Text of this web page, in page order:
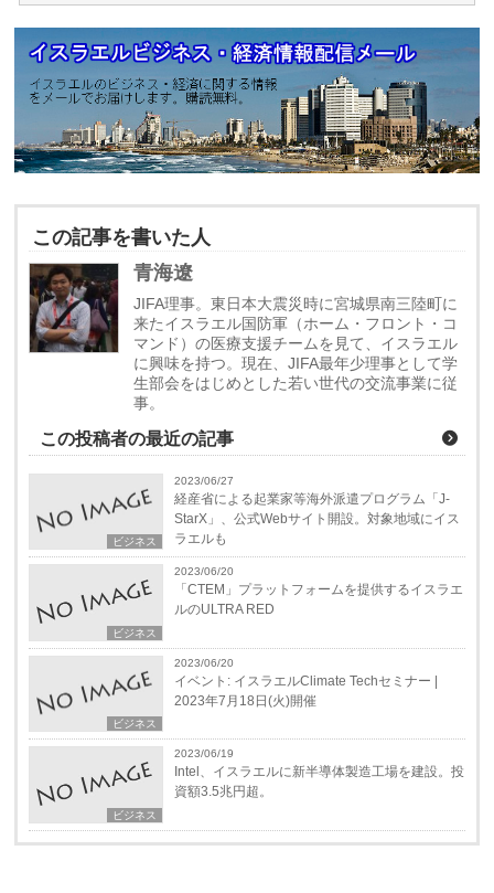
この記事を書いた人
青海遼
JIFA理事。東日本大震災時に宮城県南三陸町に
来たイスラエル国防軍（ホーム・フロント・コ
マンド）の医療支援チームを見て、イスラエル
に興味を持つ。現在、JIFA最年少理事として学
生部会をはじめとした若い世代の交流事業に従
事。
この投稿者の最近の記事
ビジネス
2023/06/27
経産省による起業家等海外派遣プログラム「J-
StarX」、公式Webサイト開設。対象地域にイス
ラエルも
ビジネス
2023/06/20
「CTEM」プラットフォームを提供するイスラエ
ルのULTRA RED
ビジネス
2023/06/20
イベント: イスラエルClimate Techセミナー |
2023年7月18日(火)開催
ビジネス
2023/06/19
Intel、イスラエルに新半導体製造工場を建設。投
資額3.5兆円超。